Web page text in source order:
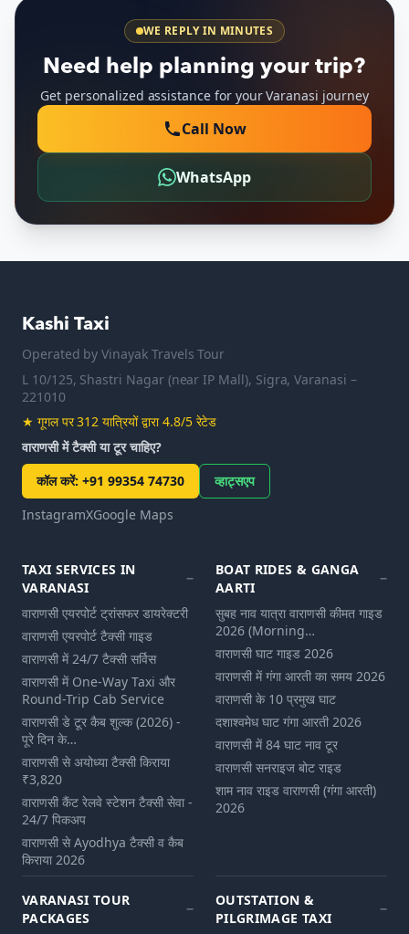
WE REPLY IN MINUTES
Need help planning your trip?
Get personalized assistance for your Varanasi journey
Call Now
WhatsApp
Kashi Taxi
Operated byVinayak Travels Tour
L 10/125, Shastri Nagar (near IP Mall), Sigra, Varanasi –
221010
★ गूगल पर 312 यात्रियों द्वारा 4.8/5 रेटेड
वाराणसी में टैक्सी या टूर चाहिए?
कॉल करें: +91 99354 74730
व्हाट्सएप
InstagramXGoogle Maps
TAXI SERVICES IN
VARANASI
वाराणसी एयरपोर्ट ट्रांसफर डायरेक्टरी
वाराणसी एयरपोर्ट टैक्सी गाइड
वाराणसी में 24/7 टैक्सी सर्विस
वाराणसी में One-Way Taxi और
Round-Trip Cab Service
वाराणसी डे टूर कैब शुल्‍क (2026) -
पूरे दिन के…
वाराणसी से अयोध्या टैक्सी किराया
₹3,820
वाराणसी कैंट रेलवे स्टेशन टैक्सी सेवा -
24/7 पिकअप
वाराणसी से Ayodhya टैक्सी व कैब
किराया 2026
BOAT RIDES & GANGA
AARTI
सुबह नाव यात्रा वाराणसी कीमत गाइड
2026 (Morning…
वाराणसी घाट गाइड 2026
वाराणसी में गंगा आरती का समय 2026
वाराणसी के 10 प्रमुख घाट
दशाश्वमेध घाट गंगा आरती 2026
वाराणसी में 84 घाट नाव टूर
वाराणसी सनराइज बोट राइड
शाम नाव राइड वाराणसी (गंगा आरती)
2026
VARANASI TOUR
PACKAGES
OUTSTATION &
PILGRIMAGE TAXI